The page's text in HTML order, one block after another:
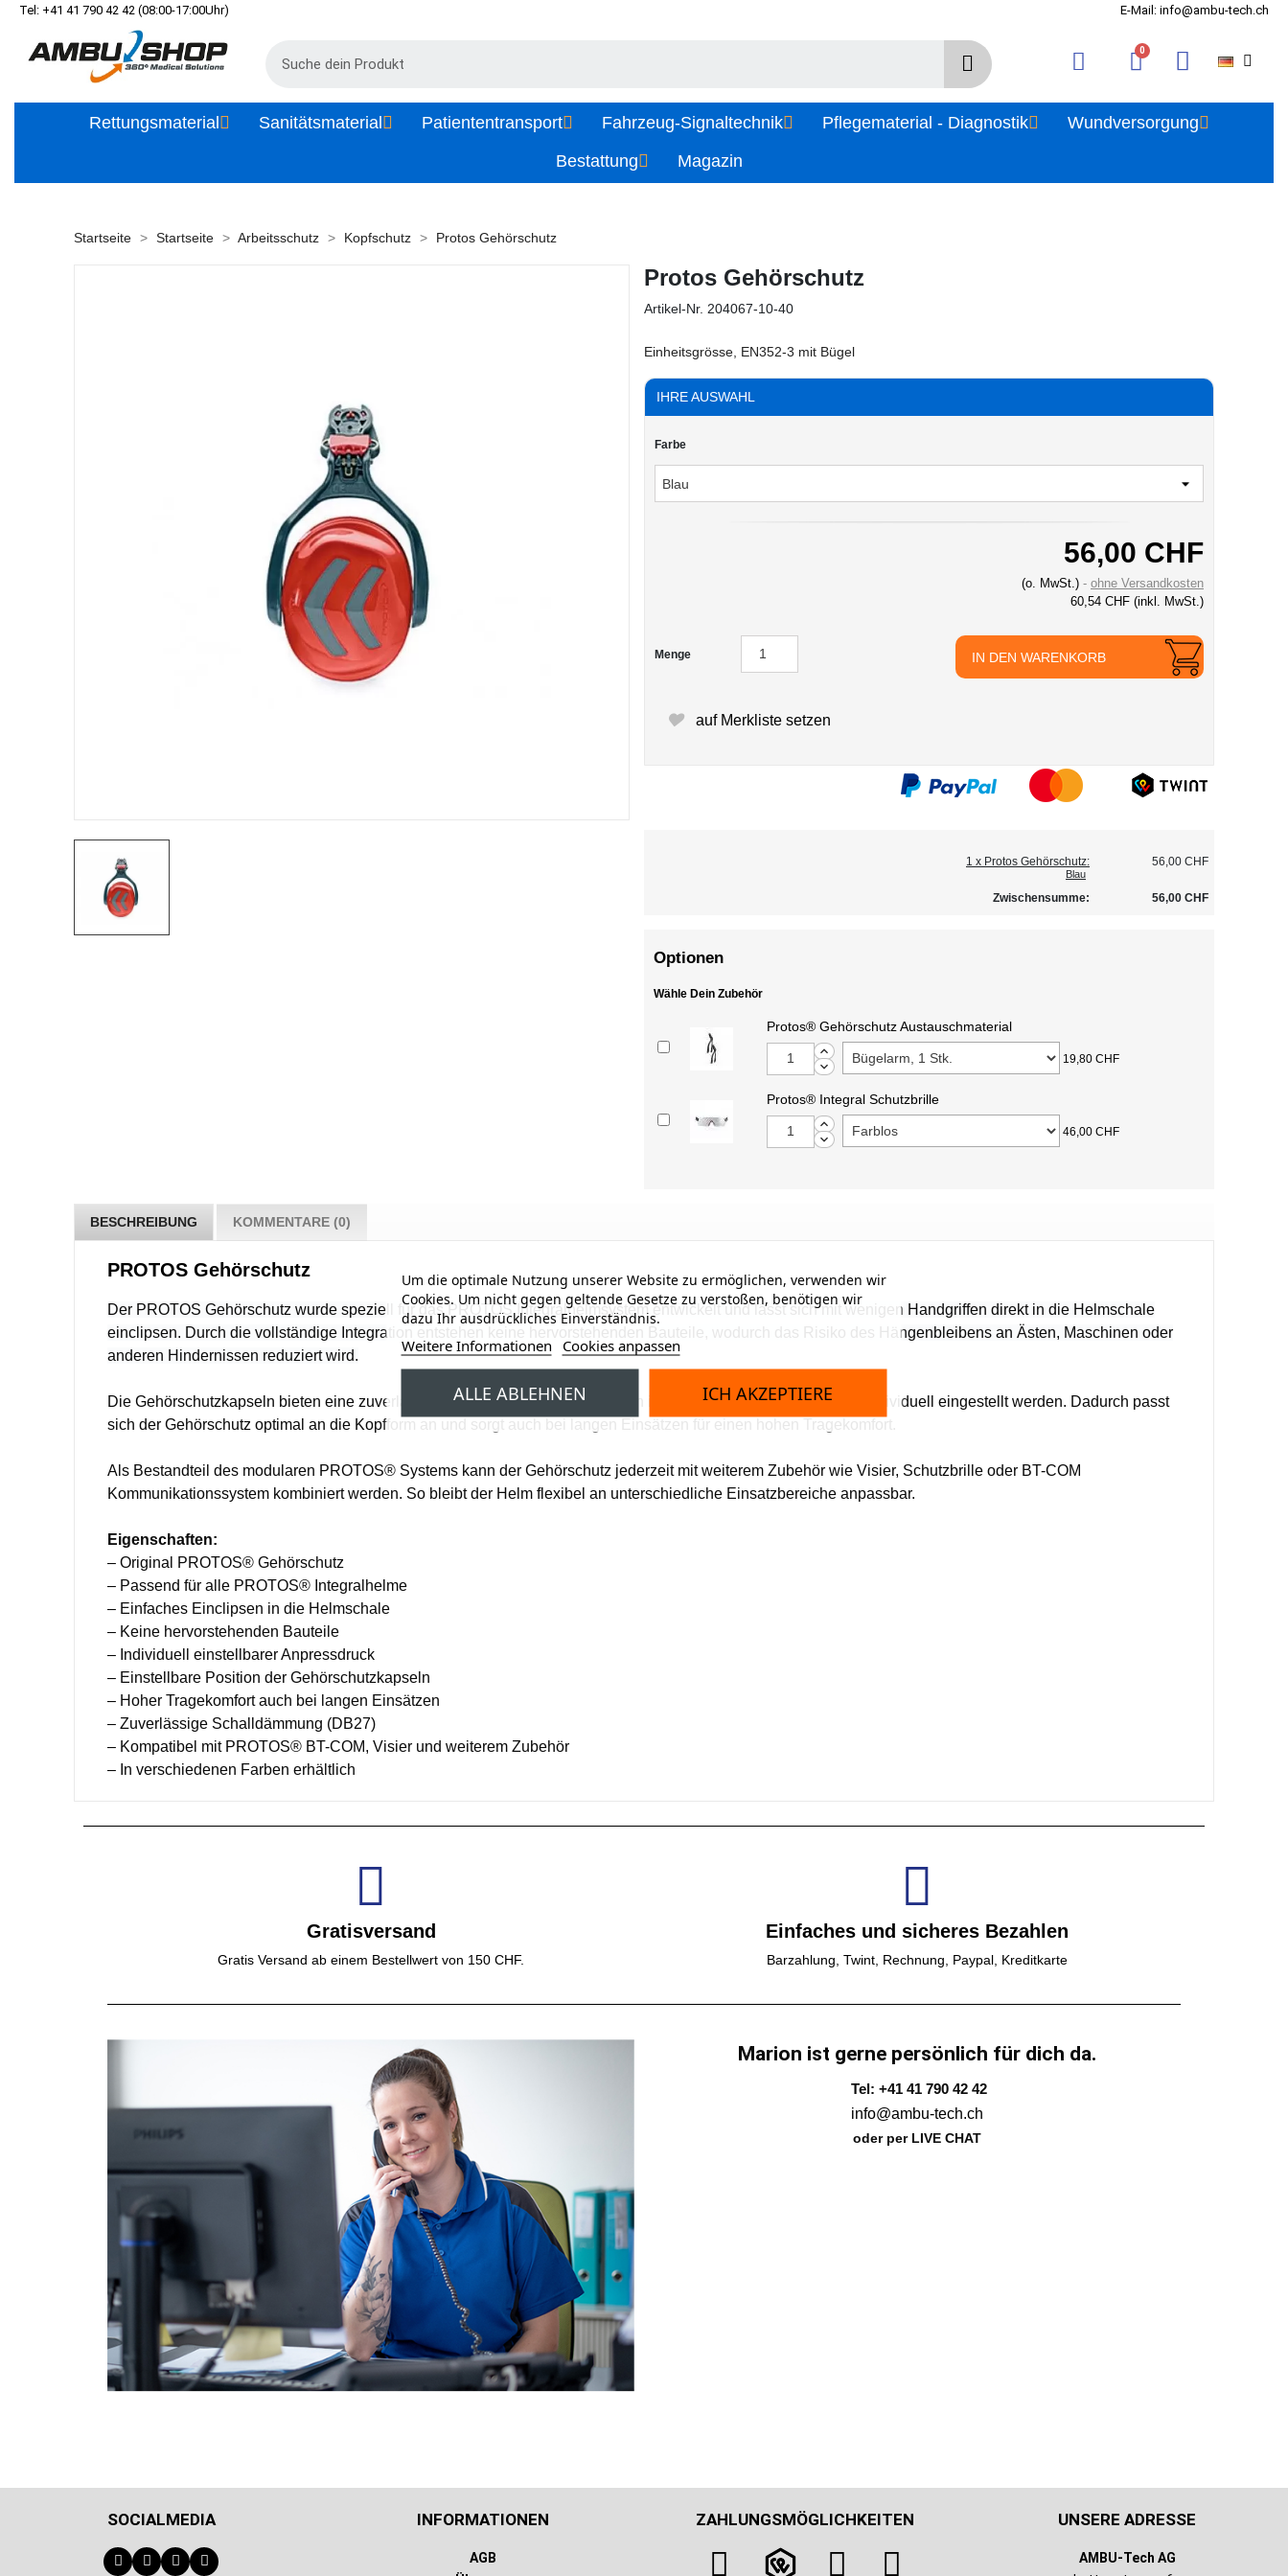
Tel: +41 41 790 42 42 (08:00-17:00Uhr) E-Mail: info@ambu-tech.ch
Rettungsmaterial Sanitätsmaterial Patiententransport Fahrzeug-Signaltechnik Pflegematerial - Diagnostik
Wundversorgung
Bestattung
Magazin
Startseite Startseite Arbeitsschutz Kopfschutz Protos Gehörschutz
Protos Gehörschutz
Artikel-Nr. 204067-10-40
Einheitsgrösse, EN352-3 mit Bügel
IHRE AUSWAHL
Farbe
56,00 CHF
(o. MwSt.)
ohne Versandkosten
60,54 CHF (inkl. MwSt.)
Menge IN DEN WARENKORB
auf Merkliste setzen
1 x Protos Gehörschutz:
Blau
56,00 CHF
Zwischensumme: 56,00 CHF
Optionen
Wähle Dein Zubehör
Protos® Gehörschutz Austauschmaterial
19,80 CHF
Protos® Integral Schutzbrille
46,00 CHF
BESCHREIBUNG KOMMENTARE (0)
PROTOS Gehörschutz
Der PROTOS Gehörschutz wurde speziell für das PROTOS Integralhelmsystem entwickelt und lässt sich mit wenigen Handgriffen direkt in die Helmschale
einclipsen. Durch die vollständige Integration entstehen keine hervorstehenden Bauteile, wodurch das Risiko des Hängenbleibens an Ästen, Maschinen oder
anderen Hindernissen reduziert wird.
Die Gehörschutzkapseln bieten eine zuverlässige Schalldämmung und können in Anpressdruck sowie Position individuell eingestellt werden. Dadurch passt
sich der Gehörschutz optimal an die Kopfform an und sorgt auch bei langen Einsätzen für einen hohen Tragekomfort.
Als Bestandteil des modularen PROTOS® Systems kann der Gehörschutz jederzeit mit weiterem Zubehör wie Visier, Schutzbrille oder BT-COM
Kommunikationssystem kombiniert werden. So bleibt der Helm flexibel an unterschiedliche Einsatzbereiche anpassbar.
Eigenschaften:
– Original PROTOS® Gehörschutz
– Passend für alle PROTOS® Integralhelme
– Einfaches Einclipsen in die Helmschale
– Keine hervorstehenden Bauteile
– Individuell einstellbarer Anpressdruck
– Einstellbare Position der Gehörschutzkapseln
– Hoher Tragekomfort auch bei langen Einsätzen
– Zuverlässige Schalldämmung (DB27)
– Kompatibel mit PROTOS® BT-COM, Visier und weiterem Zubehör
– In verschiedenen Farben erhältlich
Gratisversand
Gratis Versand ab einem Bestellwert von 150 CHF.
Einfaches und sicheres Bezahlen
Barzahlung, Twint, Rechnung, Paypal, Kreditkarte
Marion ist gerne persönlich für dich da.
Tel: +41 41 790 42 42
info@ambu-tech.ch
oder per LIVE CHAT
SOCIALMEDIA INFORMATIONEN
AGB
ZAHLUNGSMÖGLICHKEITEN UNSERE ADRESSE
AMBU-Tech AG
Um die optimale Nutzung unserer Website zu ermöglichen, verwenden wir
Cookies. Um nicht gegen geltende Gesetze zu verstoßen, benötigen wir
dazu Ihr ausdrückliches Einverständnis.
Weitere Informationen Cookies anpassen
ALLE ABLEHNEN ICH AKZEPTIERE